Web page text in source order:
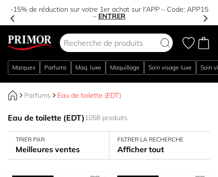
-15% de réduction sur votre 1er achat sur l'APP – Code: APP15
– ENTRER
Marques Parfums Maq. luxe Maquillage Soin visage luxe Soin
Parfums Eau de toilette (EDT)
Eau de toilette (EDT) 1058 produits
TRIER PAR
Meilleures ventes
FILTRER LA RECHERCHE
Afficher tout